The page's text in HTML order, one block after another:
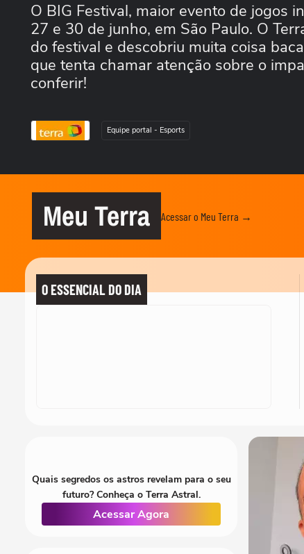
O BIG Festival, maior evento de jogos
27 e 30 de junho, em São Paulo. O
do festival e descobriu muita coisa
que tenta chamar atenção sobre o
conferir!
Equipe portal - Esports
Meu Terra Acessar o Meu Terra →
O ESSENCIAL DO DIA
Quais segredos os astros revelam para o seu
futuro? Conheça o Terra Astral.
Acessar Agora